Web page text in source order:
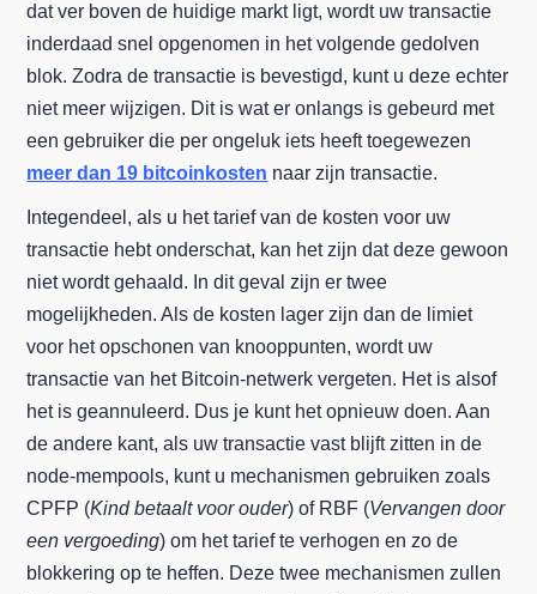
dat ver boven de huidige markt ligt, wordt uw transactie
inderdaad snel opgenomen in het volgende gedolven
blok. Zodra de transactie is bevestigd, kunt u deze echter
niet meer wijzigen. Dit is wat er onlangs is gebeurd met
een gebruiker die per ongeluk iets heeft toegewezen
meer dan 19 bitcoinkosten naar zijn transactie.
Integendeel, als u het tarief van de kosten voor uw
transactie hebt onderschat, kan het zijn dat deze gewoon
niet wordt gehaald. In dit geval zijn er twee
mogelijkheden. Als de kosten lager zijn dan de limiet
voor het opschonen van knooppunten, wordt uw
transactie van het Bitcoin-netwerk vergeten. Het is alsof
het is geannuleerd. Dus je kunt het opnieuw doen. Aan
de andere kant, als uw transactie vast blijft zitten in de
node-mempools, kunt u mechanismen gebruiken zoals
CPFP (Kind betaalt voor ouder) of RBF (Vervangen door
een vergoeding) om het tarief te verhogen en zo de
blokkering op te heffen. Deze twee mechanismen zullen